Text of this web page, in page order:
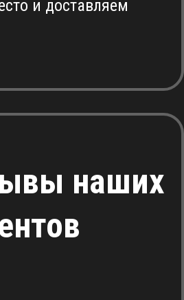
и доставляем
наших